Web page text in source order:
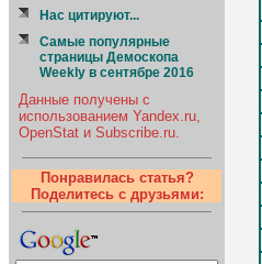
Нас цитируют...
Самые популярные
страницы Демоскопа
Weekly в сентябре 2016
Данные получены с
использованием Yandex.ru,
OpenStat и Subscribe.ru.
Понравилась статья?
Поделитесь с друзьями: